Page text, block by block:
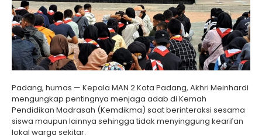
Padang, humas — Kepala MAN 2 Kota Padang, Akhri Meinhardi
mengungkap pentingnya menjaga adab di Kemah
Pendidikan Madrasah (Kemdikma) saat berinteraksi sesama
siswa maupun lainnya sehingga tidak menyinggung kearifan
lokal warga sekitar.